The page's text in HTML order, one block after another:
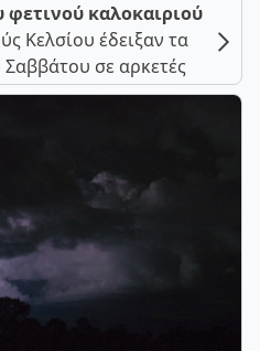
καλοκαιριού
Κελσίου έδειξαν τα
σε αρκετές